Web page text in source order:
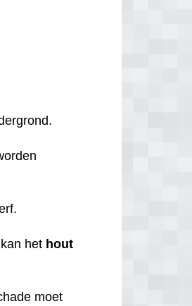
het hout
moet